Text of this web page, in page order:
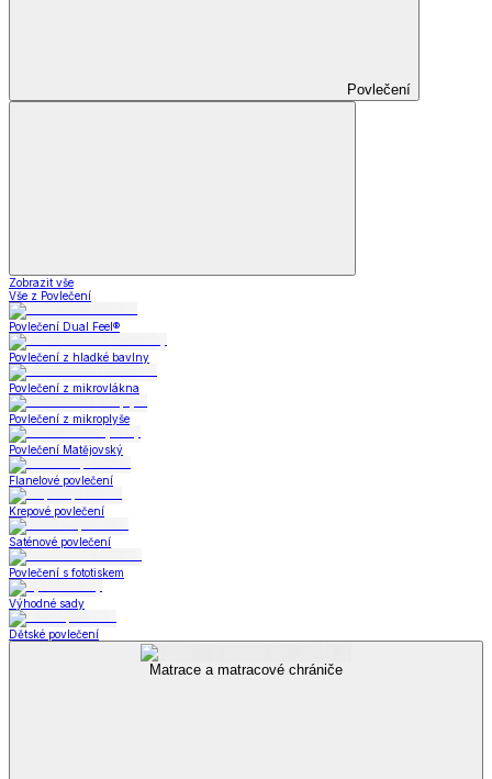
Povlečení
Zobrazit vše
Vše z Povlečení
Povlečení Dual Feel®
Povlečení z hladké bavlny
Povlečení z mikrovlákna
Povlečení z mikroplyše
Povlečení Matějovský
Flanelové povlečení
Krepové povlečení
Saténové povlečení
Povlečení s fototiskem
Výhodné sady
Dětské povlečení
Matrace a matracové chrániče